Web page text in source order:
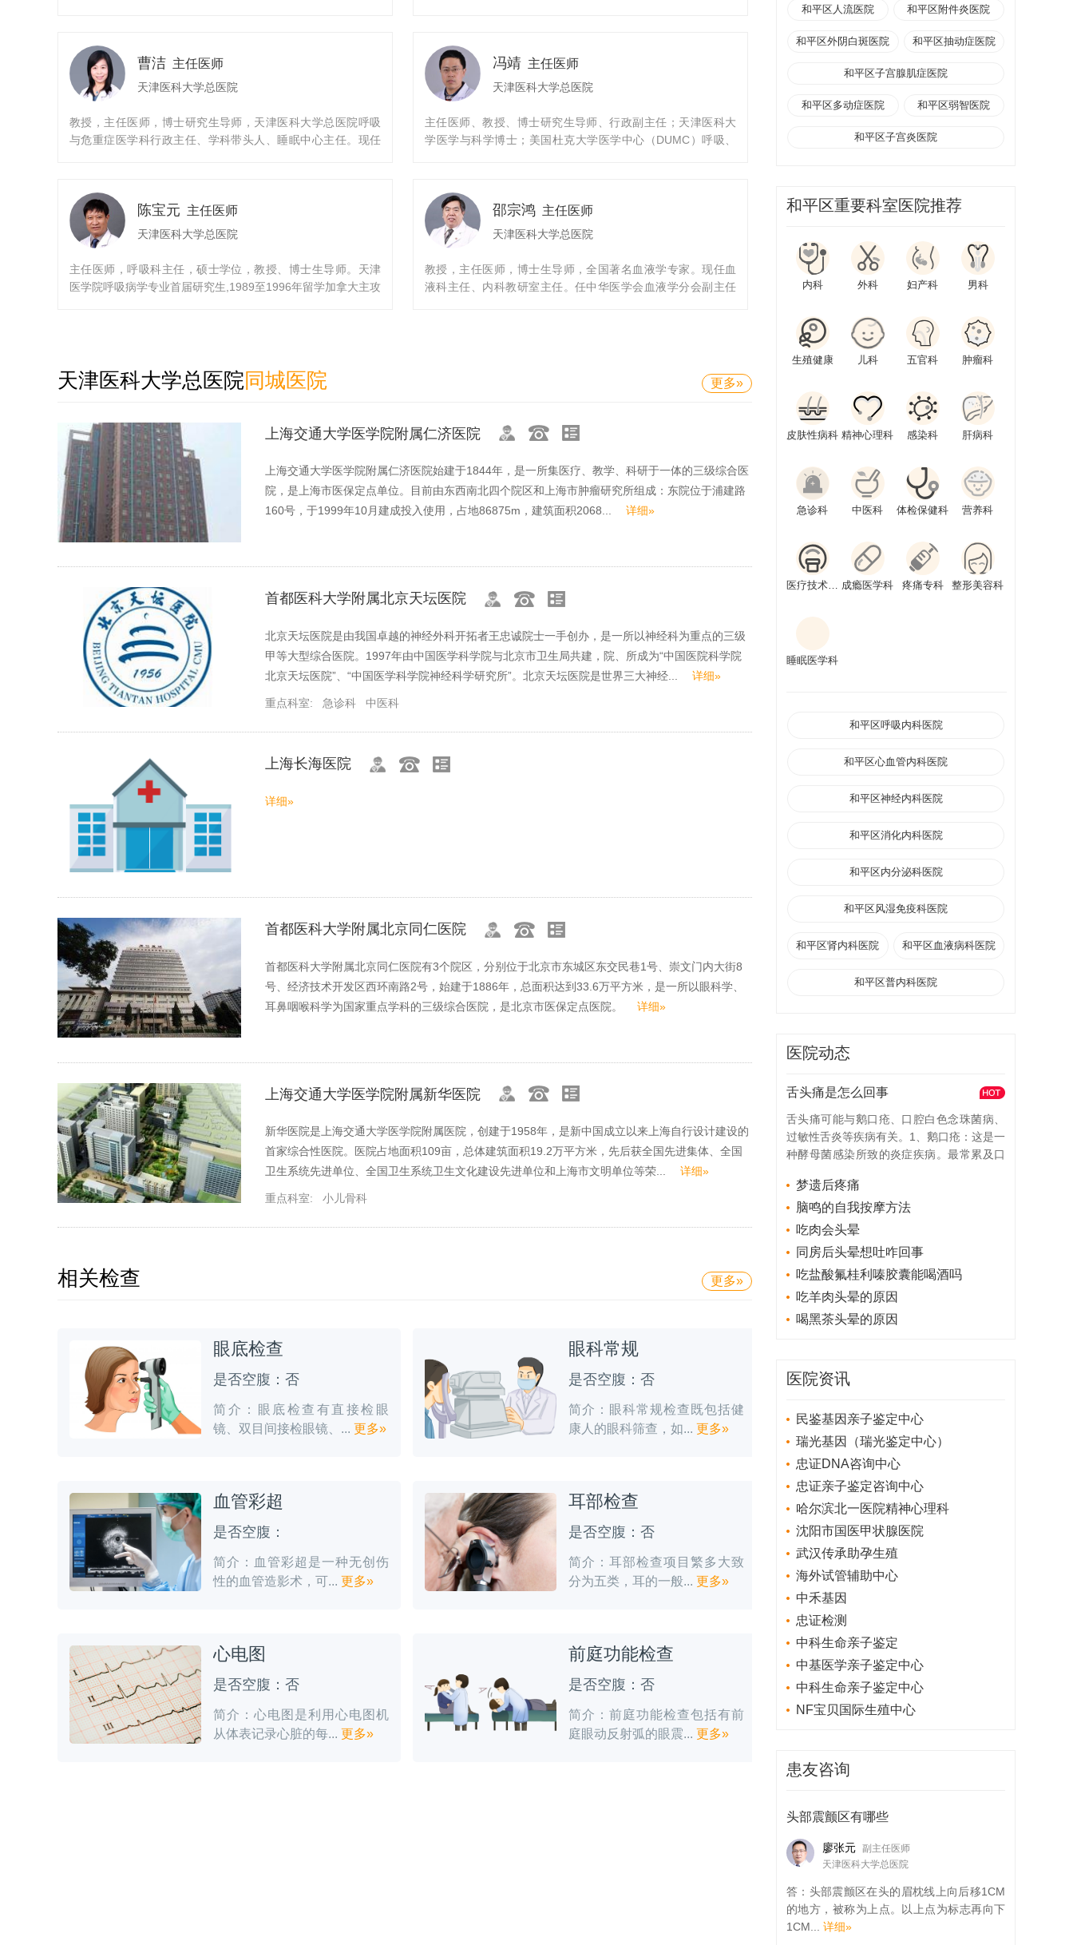
协会理事，中国医师协会肾脏病分会常委，中国中西医结合肾
脏病学会常委，中国非公立医院肾脏病透析专业委员会常委，
全国科学技术名词审定委员会肾脏学名词编写委员会编委，中
国医药教育协会泌尿与血液净化专业委员会常务委员。担任
《中华肾脏病杂志》、《肾脏病透析移植杂志》、《中华国际
医学论坛（电子版）肾病专刊》《天津医药》、《天津医科大
学学报》等多家杂志编委。擅长各种原发及继发性肾脏病及疑
曹洁 主任医师
天津医科大学总医院
教授，主任医师，博士研究生导师，天津医科大学总医院呼吸
与危重症医学科行政主任、学科带头人、睡眠中心主任。现任
学会呼吸病学分会慢阻肺学组委员，中国呼吸医师协会呼吸分
会委员；中华医学会天津呼吸学会副主任委员，天津市医师协
会睡眠医学专业委员会会长，天津呼吸科医师协会副会长，中
华医学会天津呼吸学会慢阻肺学组组长、肺间质学组副组长，
天津肺功能联盟主席，PCCM专科医师规范化培训基地负责
人，《中华结核和呼吸杂志》等期刊编委。天津市“五一劳动奖
冯靖 主任医师
天津医科大学总医院
主任医师、教授、博士研究生导师、行政副主任；天津医科大
学医学与科学博士；美国杜克大学医学中心（DUMC）呼吸、
医学中心（SUMC）访问学者；兼任：美国国立卫生研究院/环
境与人类健康科学中心（NIH/NIEHS）项目科学家/客座教
授；“131”人才第一层次。主持国家自然科学基金3项；主持国
家“十三五”科技支撑子课题1项；第一作者或通讯作者共发表文
章88篇，其中SCI收录文章35篇，总IF约110分，最高单篇
IF76.67分。主编专著6部。具国家新型实用专利3项。介入方
陈宝元 主任医师
天津医科大学总医院
主任医师，呼吸科主任，硕士学位，教授、博士生导师。天津
医学院呼吸病学专业首届研究生,1989至1996年留学加拿大主攻
职务。美国胸科医师协会资深会员（FCCP）,中华医学科技进
步奖评委、国家科技进步奖医学专业评委等。兼任《中华结核
《中国实用内科学杂志》、《中国危重症和急救杂志》等专业
期刊的编委和常务编委。近年来分别主持并承担了天津市科委
及市教委的科研课题，国家“十五”科技攻关课题6项。在国内外
学术期刊发表科研论文60篇，部分SCI收录。著书主编3部，参
编书5部
邵宗鸿 主任医师
天津医科大学总医院
教授，主任医师，博士生导师，全国著名血液学专家。现任血
液科主任、内科教研室主任。任中华医学会血液学分会副主任
（CSCO）常委；中国输血协会理事；中华医学会医疗事故技术
鉴定专家；中华医学科技奖评审委员会委员；中国医药生物技
年肿瘤专业委员会执行委员会委员；卫生部临床路径技术审核
专家委员会专家；天津市医疗技术临床应用能力审核专家；美
国血液学会海外会员。任《中华血液学杂志》等十余本国家级
专业杂志副总编、副主编及编委，《Blood》杂志海外审稿人。
于1989～1992年和1998年先后两次赴美国学习
天津医科大学总医院同城医院 更多»
上海交通大学医学院附属仁济医院
上海交通大学医学院附属仁济医院始建于1844年，是一所集医疗、教学、科研于一体的三级综合医
院，是上海市医保定点单位。目前由东西南北四个院区和上海市肿瘤研究所组成：东院位于浦建路
160号，于1999年10月建成投入使用，占地86875m，建筑面积2068... 详细»
首都医科大学附属北京天坛医院
北京天坛医院是由我国卓越的神经外科开拓者王忠诚院士一手创办，是一所以神经科为重点的三级
甲等大型综合医院。1997年由中国医学科学院与北京市卫生局共建，院、所成为“中国医院科学院
北京天坛医院”、“中国医学科学院神经科学研究所”。北京天坛医院是世界三大神经... 详细»
重点科室: 急诊科 中医科
上海长海医院
详细»
首都医科大学附属北京同仁医院
首都医科大学附属北京同仁医院有3个院区，分别位于北京市东城区东交民巷1号、崇文门内大街8
号、经济技术开发区西环南路2号，始建于1886年，总面积达到33.6万平方米，是一所以眼科学、
耳鼻咽喉科学为国家重点学科的三级综合医院，是北京市医保定点医院。 详细»
上海交通大学医学院附属新华医院
新华医院是上海交通大学医学院附属医院，创建于1958年，是新中国成立以来上海自行设计建设的
首家综合性医院。医院占地面积109亩，总体建筑面积19.2万平方米，先后获全国先进集体、全国
卫生系统先进单位、全国卫生系统卫生文化建设先进单位和上海市文明单位等荣... 详细»
重点科室: 小儿骨科
相关检查 更多»
眼底检查
是否空腹：否
简介：眼底检查有直接检眼
镜、双目间接检眼镜、... 更多»
眼科常规
是否空腹：否
简介：眼科常规检查既包括健
康人的眼科筛查，如... 更多»
血管彩超
是否空腹：
简介：血管彩超是一种无创伤
性的血管造影术，可... 更多»
耳部检查
是否空腹：否
简介：耳部检查项目繁多大致
分为五类，耳的一般... 更多»
心电图
是否空腹：否
简介：心电图是利用心电图机
从体表记录心脏的每... 更多»
前庭功能检查
是否空腹：否
简介：前庭功能检查包括有前
庭眼动反射弧的眼震... 更多»
和平区人流医院 和平区附件炎医院
和平区外阴白斑医院 和平区抽动症医院
和平区子宫腺肌症医院
和平区多动症医院 和平区弱智医院
和平区子宫炎医院
和平区重要科室医院推荐
内科 外科 妇产科 男科
生殖健康 儿科 五官科 肿瘤科
皮肤性病科 精神心理科 感染科 肝病科
急诊科 中医科 体检保健科 营养科
医疗技术科室 成瘾医学科 疼痛专科 整形美容科
睡眠医学科
和平区呼吸内科医院
和平区心血管内科医院
和平区神经内科医院
和平区消化内科医院
和平区内分泌科医院
和平区风湿免疫科医院
和平区肾内科医院 和平区血液病科医院
和平区普内科医院
医院动态
舌头痛是怎么回事
舌头痛可能与鹅口疮、口腔白色念珠菌病、
过敏性舌炎等疾病有关。1、鹅口疮：这是一
种酵母菌感染所致的炎症疾病。最常累及口
可导致白斑、发红、舌头疼痛。患者可遵照
医嘱，选用伊曲康唑颗粒、度米芬含片、布
洛芬缓释片等，进行局部及全身抗酵母菌治
白色念珠菌病：这是口腔组织感染白色念珠
菌所致的炎症性病变。可导致口腔黏膜、舌
头，出现溃疡、疼痛、红肿。患者可遵照医
嘱，选用氟康唑胶囊、甲硝唑口腔粘贴片、
梦遗后疼痛
脑鸣的自我按摩方法
吃肉会头晕
同房后头晕想吐咋回事
吃盐酸氟桂利嗪胶囊能喝酒吗
吃羊肉头晕的原因
喝黑茶头晕的原因
医院资讯
民鉴基因亲子鉴定中心
瑞光基因（瑞光鉴定中心）
忠证DNA咨询中心
忠证亲子鉴定咨询中心
哈尔滨北一医院精神心理科
沈阳市国医甲状腺医院
武汉传承助孕生殖
海外试管辅助中心
中禾基因
忠证检测
中科生命亲子鉴定
中基医学亲子鉴定中心
中科生命亲子鉴定中心
NF宝贝国际生殖中心
患友咨询
头部震颤区有哪些
廖张元 副主任医师
天津医科大学总医院
答：头部震颤区在头的眉枕线上向后移1CM
的地方，被称为上点。以上点为标志再向下
1CM... 详细»